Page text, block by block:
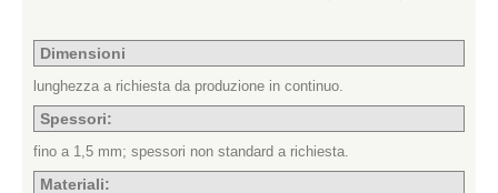
Dimensioni
lunghezza a richiesta da produzione in continuo.
Spessori:
fino a 1,5 mm; spessori non standard a richiesta.
Materiali: